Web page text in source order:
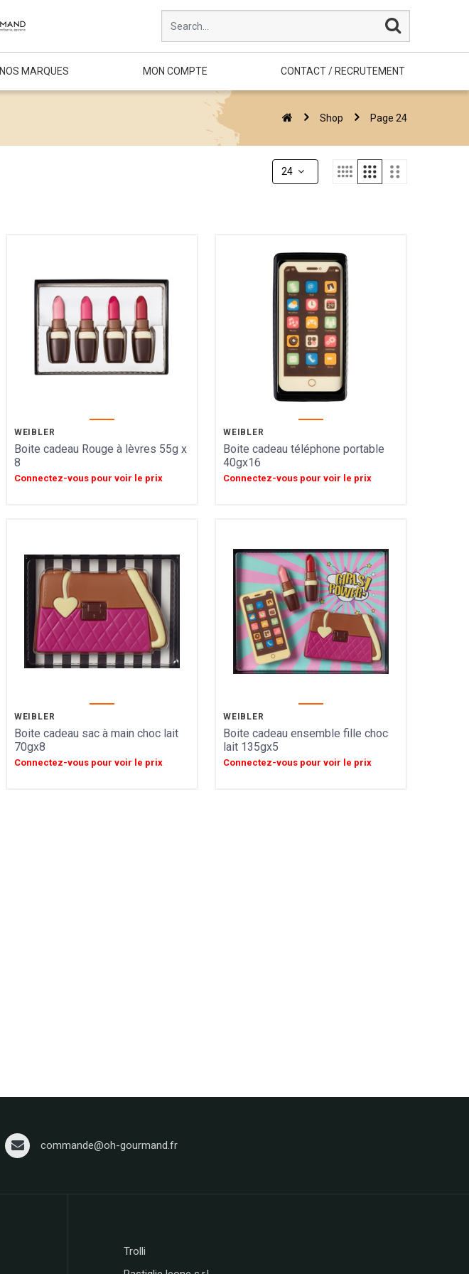
NOS MARQUES MON COMPTE CONTACT / RECRUTEMENT
Shop Page 24
24
WEIBLER
Boite cadeau Rouge à lèvres 55g x
8
Connectez-vous pour voir le prix
WEIBLER
Boite cadeau téléphone portable
40gx16
Connectez-vous pour voir le prix
WEIBLER
Boite cadeau sac à main choc lait
70gx8
Connectez-vous pour voir le prix
WEIBLER
Boite cadeau ensemble fille choc
lait 135gx5
Connectez-vous pour voir le prix
commande@oh-gourmand.fr
Trolli